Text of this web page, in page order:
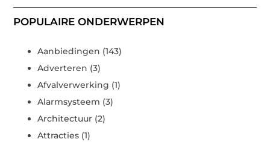
POPULAIRE ONDERWERPEN
Aanbiedingen (143)
Adverteren (3)
Afvalverwerking (1)
Alarmsysteem (3)
Architectuur (2)
Attracties (1)